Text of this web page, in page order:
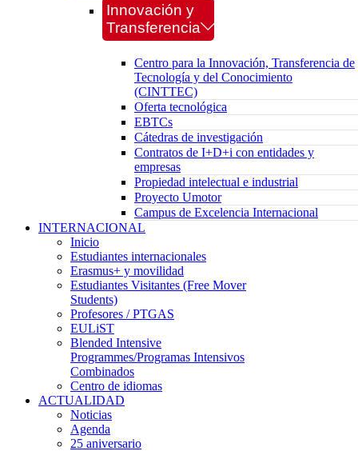
Innovación y
Transferencia
Centro para la Innovación, Transferencia de
Tecnología y del Conocimiento
(CINTTEC)
Oferta tecnológica
EBTCs
Cátedras de investigación
Contratos de I+D+i con entidades y
empresas
Propiedad intelectual e industrial
Proyecto Umotor
Campus de Excelencia Internacional
INTERNACIONAL
Inicio
Estudiantes internacionales
Erasmus+ y movilidad
Estudiantes Visitantes (Free Mover
Students)
Profesores / PTGAS
EULiST
Blended Intensive
Programmes/Programas Intensivos
Combinados
Centro de idiomas
ACTUALIDAD
Noticias
Agenda
25 aniversario